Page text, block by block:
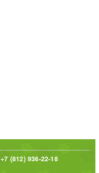
+7 (812) 936-22-18